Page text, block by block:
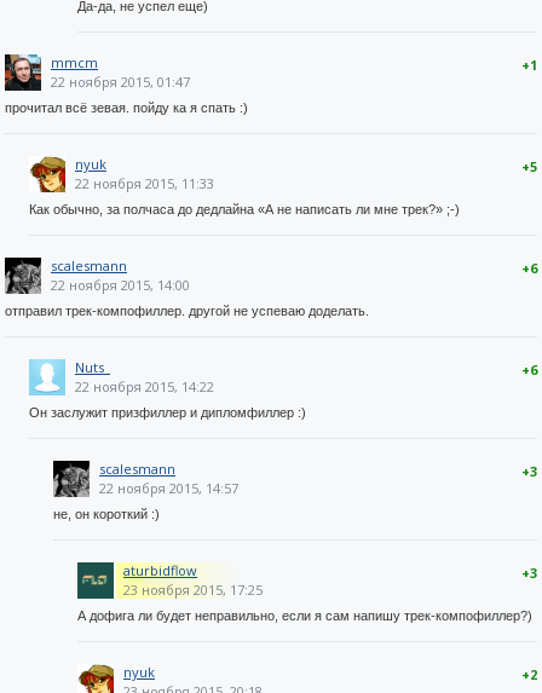
Да-да, не успел еще)
+1
mmcm
22 ноября 2015, 01:47
прочитал всё зевая. пойду ка я спать :)
+5
nyuk
22 ноября 2015, 11:33
Как обычно, за полчаса до дедлайна «А не написать ли мне трек?» ;-)
+6
scalesmann
22 ноября 2015, 14:00
отправил трек-компофиллер. другой не успеваю доделать.
+6
Nuts_
22 ноября 2015, 14:22
Он заслужит призфиллер и дипломфиллер :)
+3
scalesmann
22 ноября 2015, 14:57
не, он короткий :)
+3
aturbidflow
23 ноября 2015, 17:25
А дофига ли будет неправильно, если я сам напишу трек-компофиллер?)
+2
nyuk